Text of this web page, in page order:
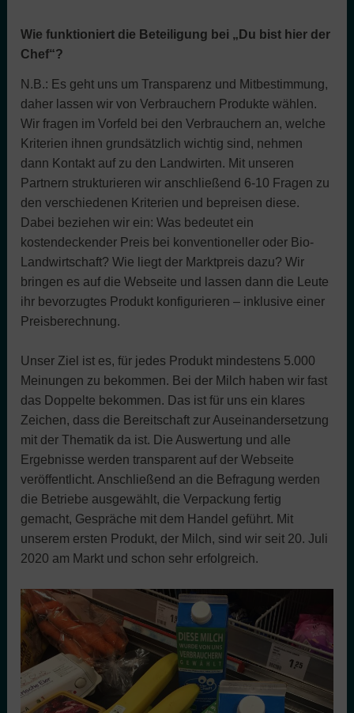
Wie funktioniert die Beteiligung bei „Du bist hier der
Chef“?
N.B.: Es geht uns um Transparenz und Mitbestimmung,
daher lassen wir von Verbrauchern Produkte wählen.
Wir fragen im Vorfeld bei den Verbrauchern an, welche
Kriterien ihnen grundsätzlich wichtig sind, nehmen
dann Kontakt auf zu den Landwirten. Mit unseren
Partnern strukturieren wir anschließend 6-10 Fragen zu
den verschiedenen Kriterien und bepreisen diese.
Dabei beziehen wir ein: Was bedeutet ein
kostendeckender Preis bei konventioneller oder Bio-
Landwirtschaft? Wie liegt der Marktpreis dazu? Wir
bringen es auf die Webseite und lassen dann die Leute
ihr bevorzugtes Produkt konfigurieren – inklusive einer
Preisberechnung.
Unser Ziel ist es, für jedes Produkt mindestens 5.000
Meinungen zu bekommen. Bei der Milch haben wir fast
das Doppelte bekommen. Das ist für uns ein klares
Zeichen, dass die Bereitschaft zur Auseinandersetzung
mit der Thematik da ist. Die Auswertung und alle
Ergebnisse werden transparent auf der Webseite
veröffentlicht. Anschließend an die Befragung werden
die Betriebe ausgewählt, die Verpackung fertig
gemacht, Gespräche mit dem Handel geführt. Mit
unserem ersten Produkt, der Milch, sind wir seit 20. Juli
2020 am Markt und schon sehr erfolgreich.